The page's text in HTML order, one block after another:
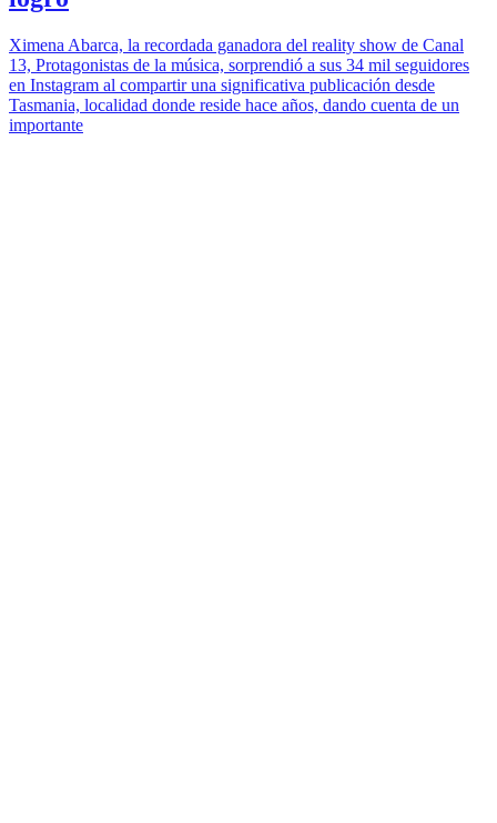
Ximena Abarca, la recordada ganadora del reality show de Canal
13, Protagonistas de la música, sorprendió a sus 34 mil seguidores
en Instagram al compartir una significativa publicación desde
Tasmania, localidad donde reside hace años, dando cuenta de un
importante